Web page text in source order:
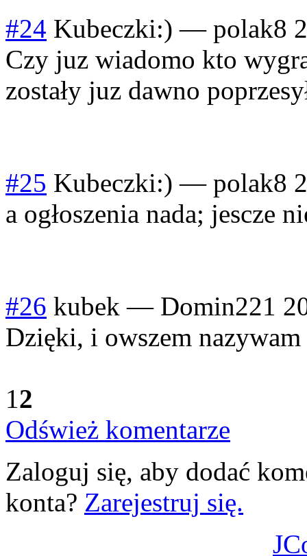
#24 Kubeczki:) — polak8
Czy juz wiadomo kto
zostały juz dawno
#25 Kubeczki:) — polak8
a ogłoszenia nada; jescze
#26 kubek — Domin221
Dzięki, i owszem
12
Odśwież komentarze
Zaloguj się, aby dodać
konta? Zarejestruj się.